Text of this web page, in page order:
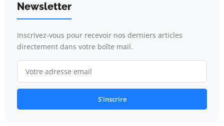
Newsletter
Inscrivez-vous pour recevoir nos derniers articles
directement dans votre boîte mail.
S'inscrire